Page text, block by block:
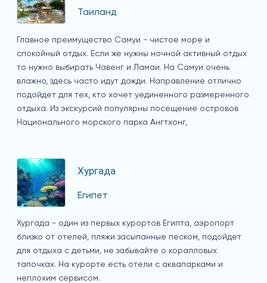
Таиланд
Главное преимущество Самуи - чистое море и
спокойный отдых. Если же нужны ночной активный отдых
то нужно выбирать Чавенг и Ламаи. На Самуи очень
влажно, здесь часто идут дожди. Направление отлично
подойдет для тех, кто хочет уединенного размеренного
отдыха. Из экскурсий популярны посещение островов
Национального морского парка Ангтхонг,
Хургада
Египет
Хургада - один из первых курортов Египта, аэропорт
близко от отелей, пляжи засыпанные песком, подойдет
для отдыха с детьми, не забывайте о коралловых
тапочках. На курорте есть отели с аквапарками и
неплохим сервисом.